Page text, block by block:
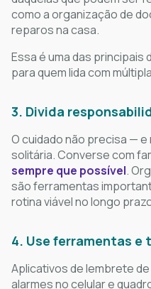
como a organização de
reparos na casa.
Essa é uma das
para quem lida com
3. Divida
O cuidado não precisa —
solitária. Converse com
sempre que possível.
são ferramentas
rotina viável no longo
4. Use ferramentas e
Aplicativos de lembrete
alarmes no celular e